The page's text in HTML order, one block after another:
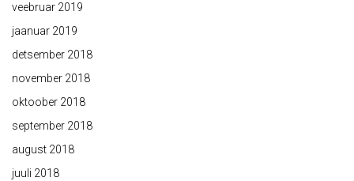
veebruar 2019
jaanuar 2019
detsember 2018
november 2018
oktoober 2018
september 2018
august 2018
juuli 2018